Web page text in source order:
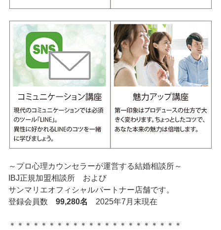
～プロ心理カウンセラーが運営する結婚相談所～
IBJ正規加盟相談所 および
サンマリエオフィシャルパートナー店舗です。
登録会員数 99,280名 2025年7月末現在
＊＊＊＊＊＊＊＊＊＊＊＊＊＊＊＊＊＊＊＊＊＊